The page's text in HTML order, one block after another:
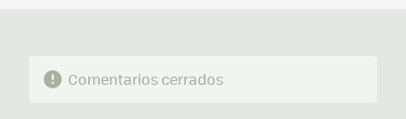
Comentarios cerrados